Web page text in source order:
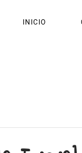
INICIO